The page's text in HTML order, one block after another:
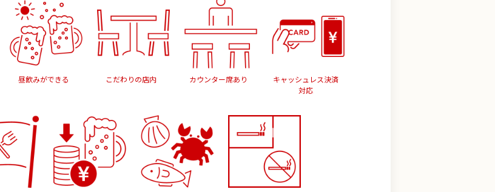
昼飲みができる こだわりの店内 カウンター席あり
キャッシュレス決済
対応